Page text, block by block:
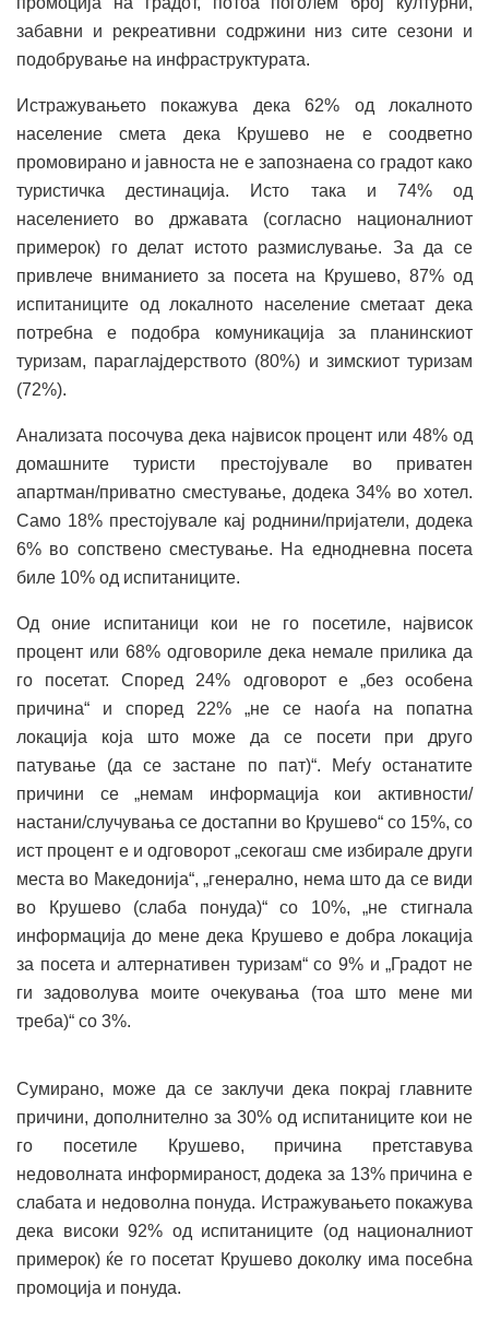
забавни и рекреативни содржини низ сите сезони и
подобрување на инфраструктурата.
Истражувањето покажува дека 62% од локалното
население смета дека Крушево не е соодветно
промовирано и јавноста не е запознаена со градот како
туристичка дестинација. Исто така и 74% од
населението во државата (согласно националниот
примерок) го делат истото размислување. За да се
привлече вниманието за посета на Крушево, 87% од
испитаниците од локалното население сметаат дека
потребна е подобра комуникација за планинскиот
туризам, параглајдерството (80%) и зимскиот туризам
(72%).
Анализата посочува дека највисок процент или 48% од
домашните туристи престојувале во приватен
апартман/приватно сместување, додека 34% во хотел.
Само 18% престојувале кај роднини/пријатели, додека
6% во сопствено сместување. На еднодневна посета
биле 10% од испитаниците.
Од оние испитаници кои не го посетиле, највисок
процент или 68% одговориле дека немале прилика да
го посетат. Според 24% одговорот е „без особена
причина“ и според 22% „не се наоѓа на попатна
локација која што може да се посети при друго
патување (да се застане по пат)“. Меѓу останатите
причини се „немам информација кои активности/
настани/случувања се достапни во Крушево“ со 15%, со
ист процент е и одговорот „секогаш сме избирале други
места во Македонија“, „генерално, нема што да се види
во Крушево (слаба понуда)“ со 10%, „не стигнала
информација до мене дека Крушево е добра локација
за посета и алтернативен туризам“ со 9% и „Градот не
ги задоволува моите очекувања (тоа што мене ми
треба)“ со 3%.
Сумирано, може да се заклучи дека покрај главните
причини, дополнително за 30% од испитаниците кои не
го посетиле Крушево, причина претставува
недоволната информираност, додека за 13% причина е
слабата и недоволна понуда. Истражувањето покажува
дека високи 92% од испитаниците (од националниот
примерок) ќе го посетат Крушево доколку има посебна
промоција и понуда.